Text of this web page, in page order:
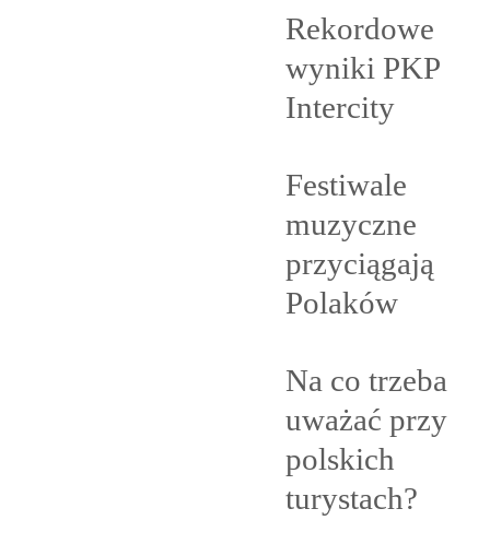
Rekordowe
wyniki PKP
Intercity
Festiwale
muzyczne
przyciągają
Polaków
Na co trzeba
uważać przy
polskich
turystach?